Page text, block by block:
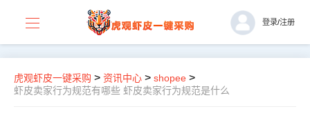
登录/注册
虎观虾皮一键采购 > 资讯中心 > shopee >
虾皮卖家行为规范有哪些 虾皮卖家行为规范是什么